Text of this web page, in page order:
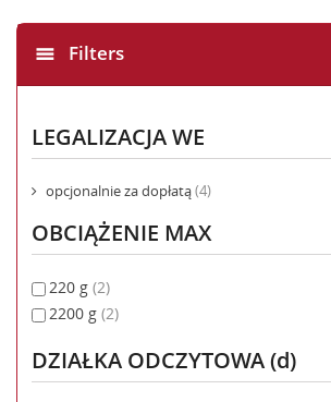
Filters
LEGALIZACJA WE
opcjonalnie za dopłatą(4)
OBCIĄŻENIE MAX
220 g (2)
2200 g (2)
DZIAŁKA ODCZYTOWA (d)